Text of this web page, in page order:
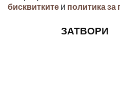
бисквитките и политика за
ЗАТВОРИ